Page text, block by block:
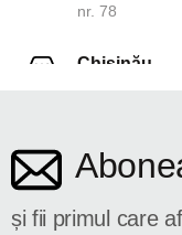
nr. 78
Chișinău
și fii primul care